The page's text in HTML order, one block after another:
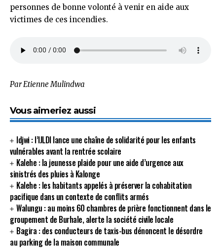
personnes de bonne volonté à venir en aide aux
victimes de ces incendies.
Par Etienne Mulindwa
Vous aimeriez aussi
Idjwi : l’IJLDI lance une chaîne de solidarité pour les enfants
vulnérables avant la rentrée scolaire
Kalehe : la jeunesse plaide pour une aide d’urgence aux
sinistrés des pluies à Kalonge
Kalehe : les habitants appelés à préserver la cohabitation
pacifique dans un contexte de conflits armés
Walungu : au moins 60 chambres de prière fonctionnent dans le
groupement de Burhale, alerte la société civile locale
Bagira : des conducteurs de taxis-bus dénoncent le désordre
au parking de la maison communale